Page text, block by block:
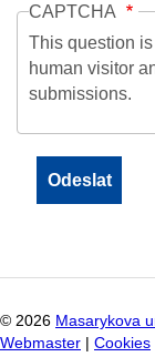
CAPTCHA
This question
human visitor
submissions.
© 2026 Masarykova
Webmaster
Cookies